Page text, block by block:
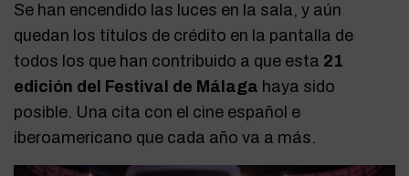
Se han encendido las luces en la sala, y aún
quedan los títulos de crédito en la pantalla de
todos los que han contribuido a que esta 21
edición del Festival de Málaga haya sido
posible. Una cita con el cine español e
iberoamericano que cada año va a más.